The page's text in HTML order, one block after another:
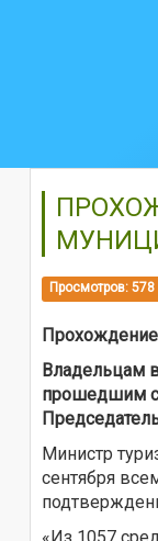
Просмотров: 578
Прохождение
Владельцам
прошедшим
Министр
сентября